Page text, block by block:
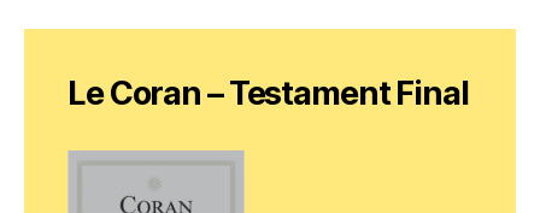
Le Coran – Testament Final